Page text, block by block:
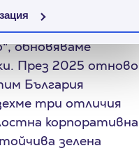
места
моста над
обновяваме
През 2025 отново
България
три отличия
корпоративна
зелена